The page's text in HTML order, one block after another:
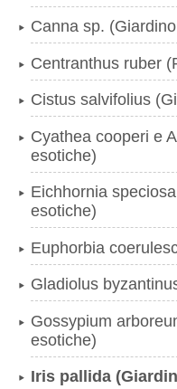
Canna sp.
Centranthus ruber
Cistus salvifolius
Cyathea cooperi e
esotiche)
Eichhornia
esotiche)
Euphorbia
Gladiolus
Gossypium
esotiche)
Iris pallida